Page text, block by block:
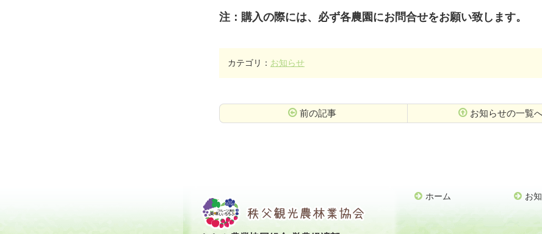
注：購入の際には、必ず各農園にお問合せをお願い致します。
カテゴリ： お知らせ
前の記事 お知らせの一覧
ホーム お